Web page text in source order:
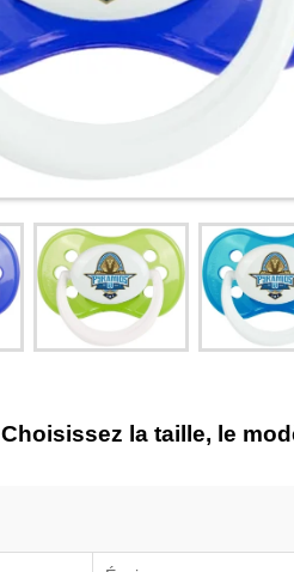
Choisissez la taille, le